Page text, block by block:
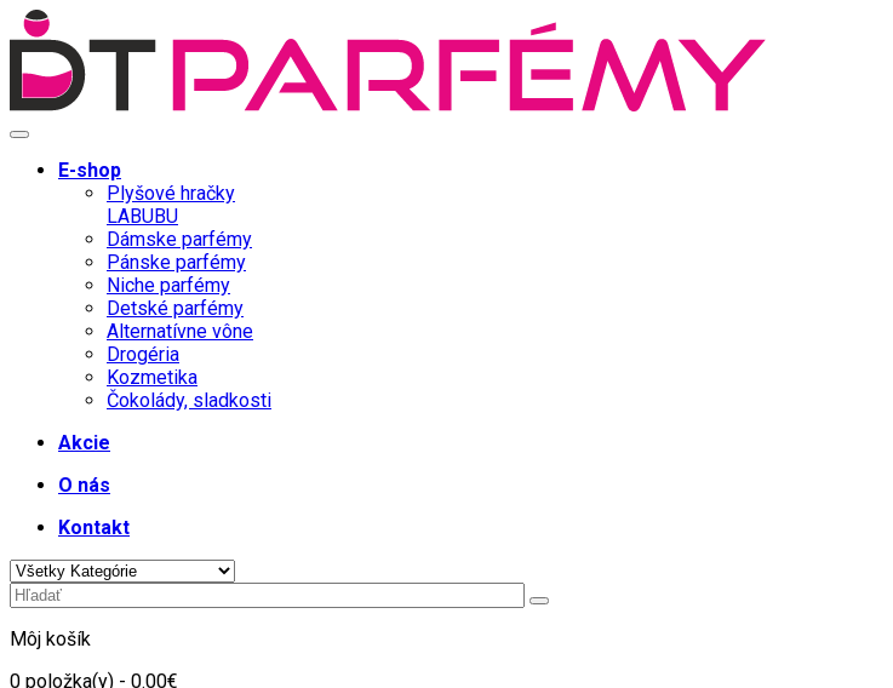
E-shop
Plyšové hračky
LABUBU
Dámske parfémy
Pánske parfémy
Niche parfémy
Detské parfémy
Alternatívne vône
Drogéria
Kozmetika
Čokolády, sladkosti
Akcie
O nás
Kontakt
Môj košík
0 položka(y) - 0.00€